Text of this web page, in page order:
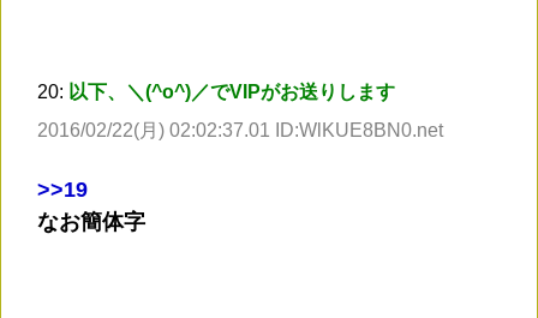
20: 以下、＼(^o^)／でVIPがお送りします
2016/02/22(月) 02:02:37.01 ID:WlKUE8BN0.net
>>19
なお簡体字